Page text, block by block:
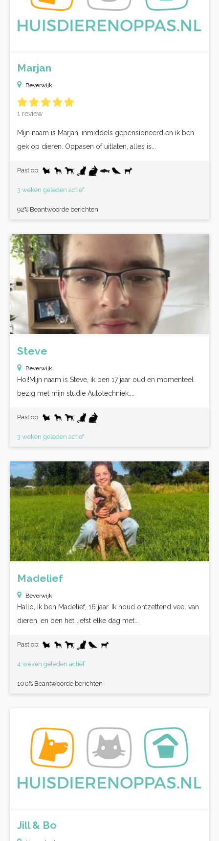
Marjan
Beverwijk
1 review
Mijn naam is Marjan, inmiddels gepensioneerd en ik ben
gek op dieren. Oppasen of uitlaten, alles is...
Past op:
3 weken geleden actief
92% Beantwoorde berichten
Steve
Beverwijk
Hoi!Mijn naam is Steve, ik ben 17 jaar oud en momenteel
bezig met mijn studie Autotechniek....
Past op:
3 weken geleden actief
Madelief
Beverwijk
Hallo, ik ben Madelief, 16 jaar. Ik houd ontzettend veel van
dieren, en ben het liefst elke dag met...
Past op:
4 weken geleden actief
100% Beantwoorde berichten
Jill & Bo